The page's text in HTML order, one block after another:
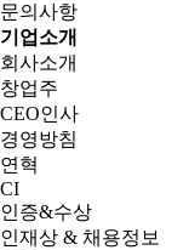
문의사항
기업소개
회사소개
창업주
CEO인사
경영방침
연혁
CI
인증&수상
인재상 & 채용정보